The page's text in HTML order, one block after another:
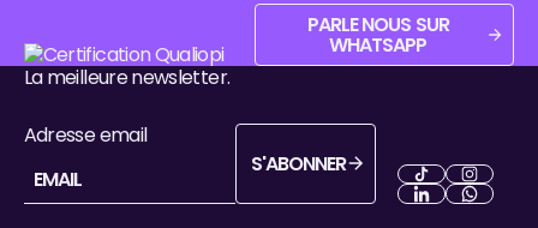
Parle nous sur WhatsApp
PARLE NOUS SUR
WHATSAPP
Pied de page
La meilleure newsletter.
Adresse email
S'abonner
S'ABONNER
Next Next